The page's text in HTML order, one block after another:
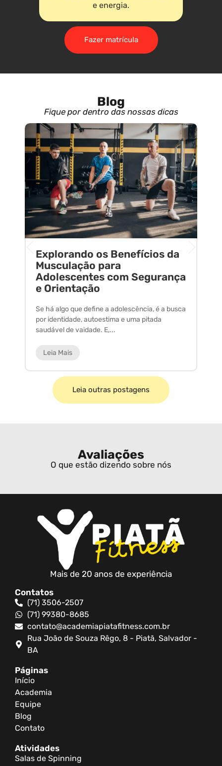
e energia.
Fazer matrícula
Blog
Fique por dentro das nossas dicas
Explorando os Benefícios da
Musculação para
Adolescentes com Segurança
e Orientação
Se há algo que define a adolescência, é a busca
por identidade, autoestima e uma pitada
saudável de vaidade. E,...
Leia Mais
Leia outras postagens
Avaliações
O que estão dizendo sobre nós
Mais de 20 anos de experiência
Contatos
(71) 3506-2507
(71) 99380-8685
contato@academiapiatafitness.com.br
Rua João de Souza Rêgo, 8 - Piatã, Salvador -
BA
Páginas
Início
Academia
Equipe
Blog
Contato
Atividades
Salas de Spinning